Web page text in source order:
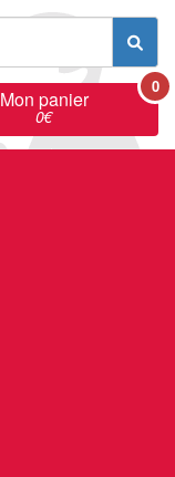
Mon panier
0€
0